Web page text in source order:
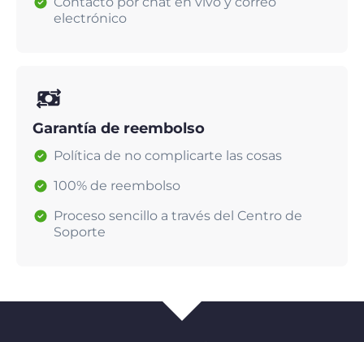
electrónico
Garantía de reembolso
Política de no complicarte las cosas
100% de reembolso
Proceso sencillo a través del Centro de
Soporte